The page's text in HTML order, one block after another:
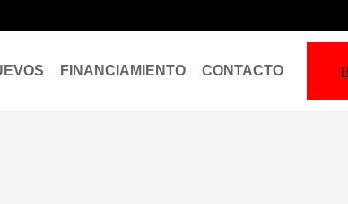
FINANCIAMIENTO CONTACTO